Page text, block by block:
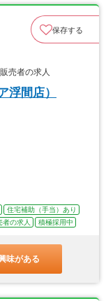
保存する
売者の求人
浮間店）
住宅補助（手当）あり
者の求人 積極採用中
味がある